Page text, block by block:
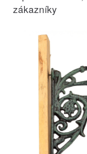
zákazníky